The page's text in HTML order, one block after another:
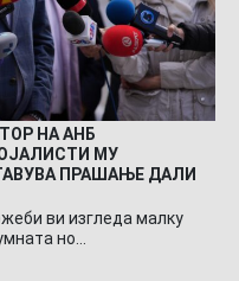
НА АНБ
МУ
ПРАШАЊЕ ДАЛИ
ви изгледа малку
но…